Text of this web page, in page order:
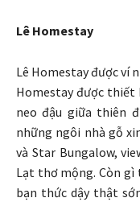
Lê Homestay
Lê Homestay được ví
Homestay được thiết
neo đậu giữa thiên
những ngôi nhà gỗ
và Star Bungalow,
Lạt thơ mộng. Còn gì
bạn thức dậy thật